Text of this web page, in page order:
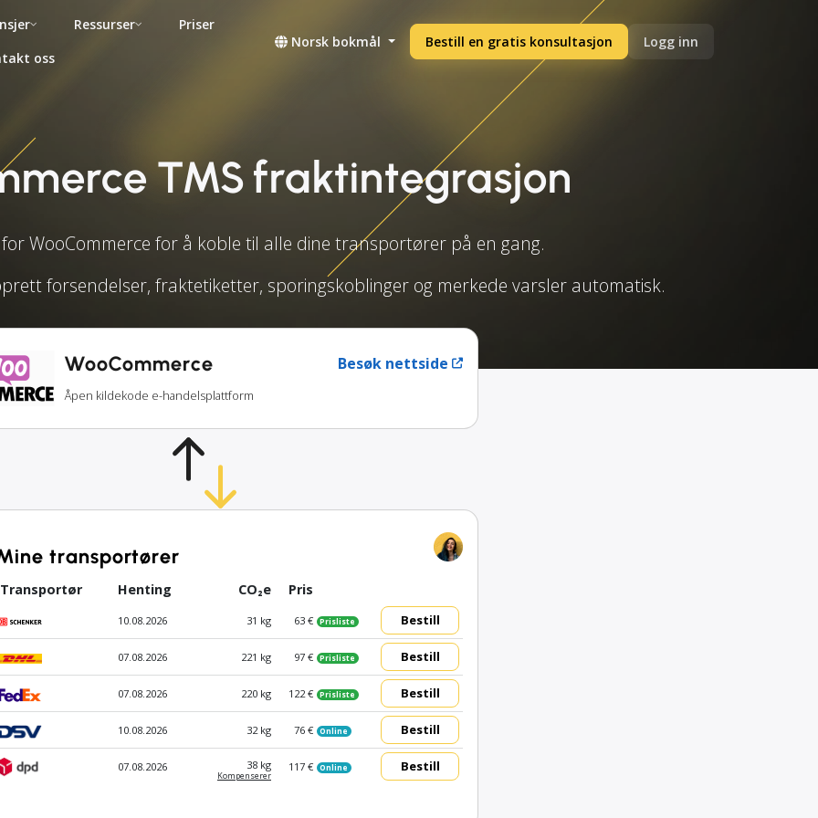
Ressurser
Priser
oss
Norsk bokmål Bestill en gratis konsultasjon Logg inn
TMS fraktintegrasjon
WooCommerce for å koble til alle dine transportører på en gang.
forsendelser, fraktetiketter, sporingskoblinger og merkede varsler automatisk.
WooCommerce Besøk nettside
Åpen kildekode e-handelsplattform
transportører
Transportør Henting CO₂e Pris
10.08.2026 31 kg 63 € Prisliste Bestill
07.08.2026 221 kg 97 € Prisliste Bestill
07.08.2026 220 kg 122 € Prisliste Bestill
10.08.2026 32 kg 76 € Online Bestill
07.08.2026 38 kg
Kompen­serer
117 € Online Bestill